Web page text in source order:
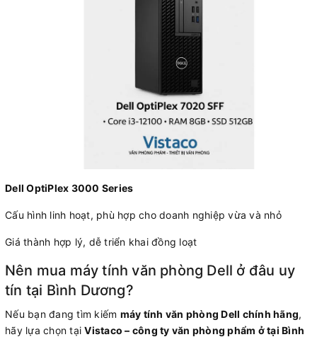
Dell OptiPlex 3000 Series
Cấu hình linh hoạt, phù hợp cho doanh nghiệp vừa và nhỏ
Giá thành hợp lý, dễ triển khai đồng loạt
Nên mua máy tính văn phòng Dell ở đâu uy
tín tại Bình Dương?
Nếu bạn đang tìm kiếm máy tính văn phòng Dell chính hãng,
hãy lựa chọn tạiVistaco – công ty văn phòng phẩm ở tại Bình